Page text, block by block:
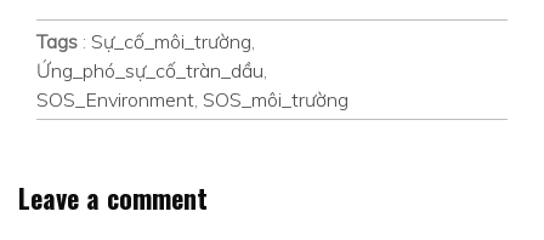
Tags : Sự_cố_môi_trường
Ứng_phó_sự_cố_tràn_dầu
SOS_Environment SOS_môi_trường
Leave a comment